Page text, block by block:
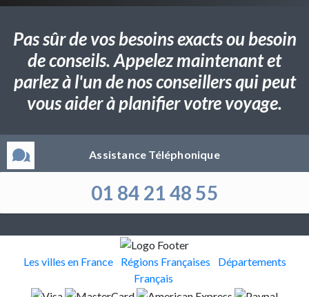
Pas sûr de vos besoins exacts ou besoin
de conseils. Appelez maintenant et
parlez à l'un de nos conseillers qui peut
vous aider à planifier votre voyage.
Assistance Téléphonique
01 84 21 48 55
Les villes en France Régions Françaises
Départements
Français